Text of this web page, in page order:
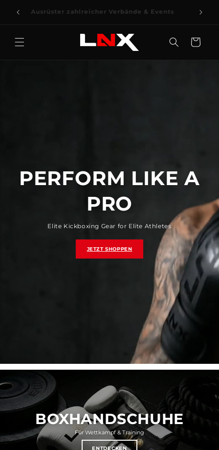
ZUM Ausrüster zahlreicher Verbände & Events
Warenkorb
PERFORM LIKE A
PRO
Elite Kickboxing Gear for Elite Athletes
JETZT SHOPPEN
BOXHANDSCHUHE
Für Wettkampf & Training
ENTDECKEN